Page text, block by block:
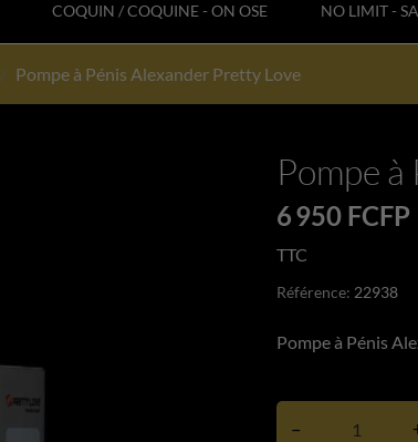
COQUIN / COQUINE - ON OSE NO LIMIT -
Pompe à Pénis Alexander Pretty Love
Pompe
6 950 FCFP
TTC
Référence: 22938
Pompe à Pénis
–